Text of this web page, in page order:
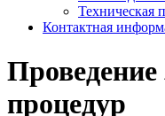
Техническая
Контактная
процедур